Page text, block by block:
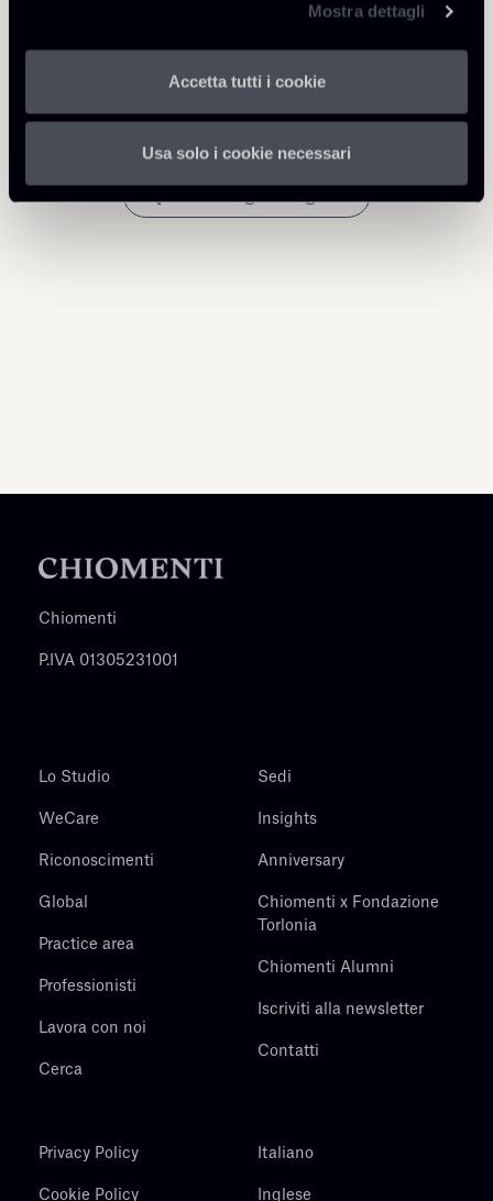
Mostra dettagli
Accetta tutti i cookie
Usa solo i cookie necessari
Chiomenti
P.IVA 01305231001
Lo Studio
WeCare
Riconoscimenti
Global
Practice area
Professionisti
Lavora con noi
Cerca
Sedi
Insights
Anniversary
Chiomenti x Fondazione
Torlonia
Chiomenti Alumni
Iscriviti alla newsletter
Contatti
Privacy Policy
Cookie Policy
Italiano
Inglese